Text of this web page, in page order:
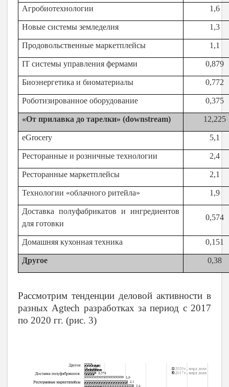
Агробиотехнологии 1,6
Новые системы земледелия 1,3
Продовольственные маркетплейсы 1,1
IT cистемы управления фермами 0,879
Биоэнергетика и биоматериалы 0,772
Роботизированное оборудование 0,375
«От прилавка до тарелки» (downstream) 12,225
eGrocery 5,1
Ресторанные и розничные технологии 2,4
Ресторанные маркетплейсы 2,1
Технологии «облачного ритейла» 1,9
Доставка полуфабрикатов и ингредиентов
для готовки
0,574
Домашняя кухонная техника 0,151
Другое 0,38
Рассмотрим тенденции деловой активности в
разных Agtech разработках за период с 2017
по 2020 гг. (рис. 3)